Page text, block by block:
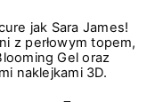
jak Sara James!
z perłowym topem,
Gel oraz
naklejkami 3D.